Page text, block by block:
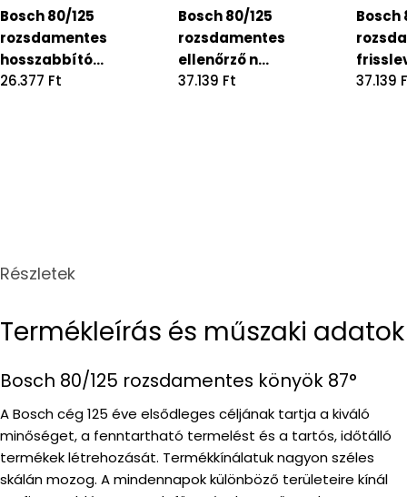
Bosch 80/125
rozsdamentes
hosszabbító...
Regular
26.377 Ft
Bosch 80/125
rozsdamentes
ellenőrző n...
Regular
37.139 Ft
Bosch
37.139
Részletek
Termékleírás és műszaki adatok
Bosch 80/125 rozsdamentes könyök 87°
A Bosch cég 125 éve elsődleges céljának tartja a kiváló
minőséget, a fenntartható termelést és a tartós, időtálló
termékek létrehozását. Termékkínálatuk nagyon széles
skálán mozog. A mindennapok különböző területeire kínál